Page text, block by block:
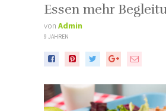
Essen mehr
von Admin
9 JAHREN